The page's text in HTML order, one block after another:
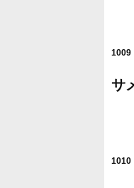
1009
サ
1010